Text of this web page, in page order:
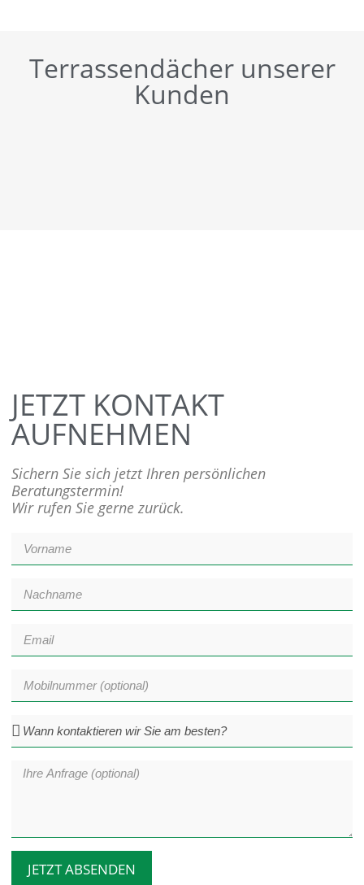
Terrassendächer unserer
Kunden
JETZT KONTAKT
AUFNEHMEN
Sichern Sie sich jetzt Ihren persönlichen
Beratungstermin!
Wir rufen Sie gerne zurück.
JETZT ABSENDEN